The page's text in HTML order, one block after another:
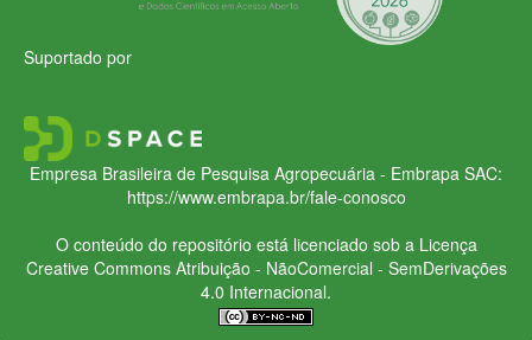
Suportado por
Empresa Brasileira de Pesquisa Agropecuária - Embrapa SAC:
https://www.embrapa.br/fale-conosco
O conteúdo do repositório está licenciado sob a Licença
Creative CommonsAtribuição - NãoComercial - SemDerivações
4.0 Internacional.